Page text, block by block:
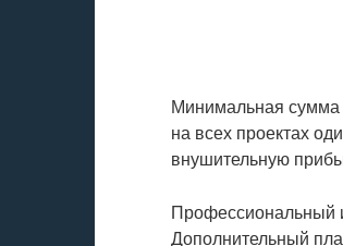
Минимальная сумма
на всех проектах
внушительную
Профессиональный
Дополнительный